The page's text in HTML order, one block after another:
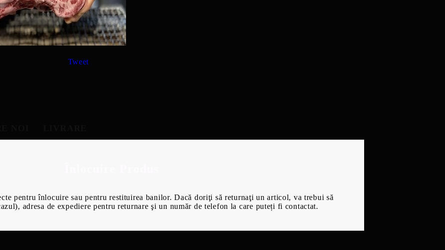
Tweet
pentru înlocuire sau pentru restituirea banilor. Dacă doriţi să returnaţi un articol, va trebui să
adresa de expediere pentru returnare şi un număr de telefon la care puteți fi contactat.